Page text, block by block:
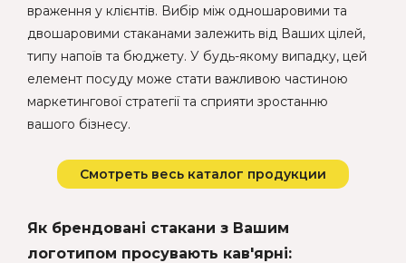
враження у клієнтів. Вибір між одношаровими та
двошаровими стаканами залежить від Ваших цілей,
типу напоїв та бюджету. У будь-якому випадку, цей
елемент посуду може стати важливою частиною
маркетингової стратегії та сприяти зростанню
вашого бізнесу.
Смотреть весь каталог продукции
Як брендовані стакани з Вашим
логотипом просувають кав'ярні: